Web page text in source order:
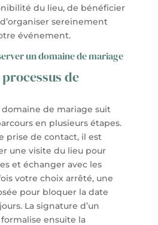
du lieu, de bénéficier
sereinement
événement.
un domaine de mariage
de
domaine de mariage suit
en plusieurs étapes.
prise de contact, il est
une visite du lieu pour
et échanger avec les
votre choix arrêté, une
pour bloquer la date
La signature d’un
ensuite la